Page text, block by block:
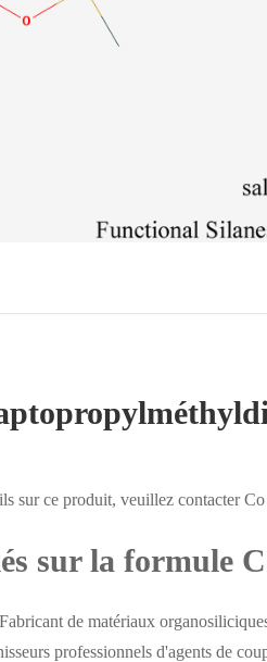
sur ce produit, veuillez contacter
sur la formule
de matériaux
professionnels d'agents de